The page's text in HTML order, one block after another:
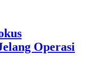
Operasi